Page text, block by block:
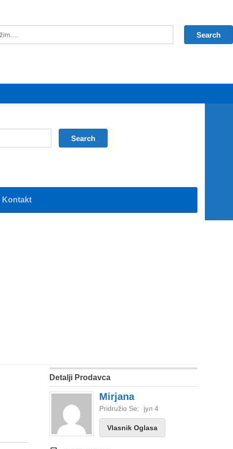
Kontakt
Detalji Prodavca
Mirjana
Pridružio Se: јул 4
Vlasnik Oglasa